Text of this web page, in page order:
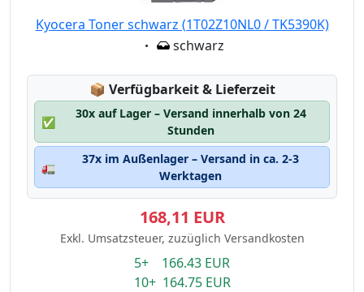
Kyocera Toner schwarz (1T02Z10NL0 / TK5390K)
Eigenschaft:
schwarz
📦 Lagerstatus:
Verfügbarkeit & Lieferzeit
✅
30x auf Lager – Versand innerhalb von 24
Stunden
🚛
37x im Außenlager – Versand in ca. 2-3
Werktagen
168,11 EUR
Exkl. Umsatzsteuer, zuzüglich Versandkosten
5+ 166.43 EUR
10+ 164.75 EUR